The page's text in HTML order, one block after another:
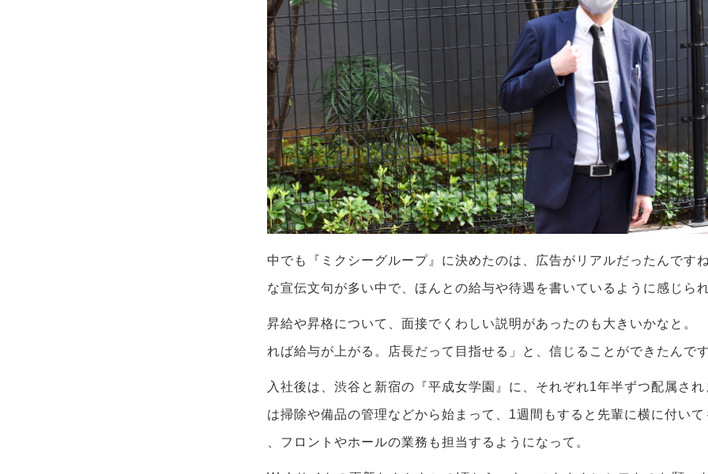
中でも『ミクシーグループ』に決めたのは、広告がリアルだったんです
な宣伝文句が多い中で、ほんとの給与や待遇を書いているように感じら
昇給や昇格について、面接でくわしい説明があったのも大きいかなと。
れば給与が上がる。店長だって目指せる」と、信じることができたんで
入社後は、渋谷と新宿の『平成女学園』に、それぞれ1年半ずつ配属さ
は掃除や備品の管理などから始まって、1週間もすると先輩に横に付い
、フロントやホールの業務も担当するようになって。